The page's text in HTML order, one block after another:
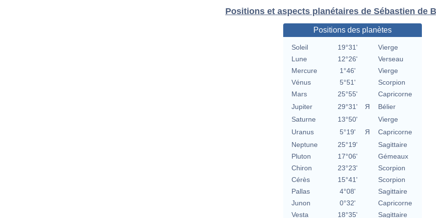
Positions et aspects planétaires de Sébastien de
Positions des planètes
Soleil 19°31'
Vierge
Lune
12°26'
Verseau
Mercure
1°46'
Vierge
Vénus
5°51'
Scorpion
Mars
25°55'
Capricorne
Jupiter
29°31' Я
Bélier
Saturne
13°50'
Vierge
Uranus
5°19' Я
Capricorne
Neptune
25°19'
Sagittaire
Pluton
17°06'
Gémeaux
Chiron
23°23'
Scorpion
Cérès
15°41'
Scorpion
Pallas
4°08'
Sagittaire
Junon
0°32'
Capricorne
Vesta
18°35' Sagittaire